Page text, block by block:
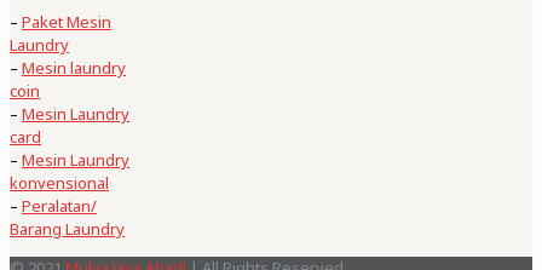
– Paket Mesin
Laundry
– Mesin laundry
coin
– Mesin Laundry
card
– Mesin Laundry
konvensional
– Peralatan/
Barang Laundry